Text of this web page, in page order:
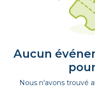
Aucun
Nous n'avons trouvé